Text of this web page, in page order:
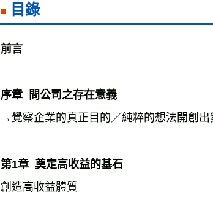
目錄
前言
序章  問公司之存在意義
→覺察企業的真正目的／純粹的想法開創
第1章 奠定高收益的基石
創造高收益體質